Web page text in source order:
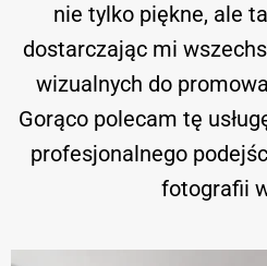
nie tylko piękne, ale
dostarczając mi
wizualnych do
Gorąco polecam tę
profesjonalnego
fotografii